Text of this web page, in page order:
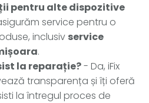
pentru alte dispozitive
service pentru o
inclusiv service
.
la reparație?- Da, iFix
transparența și îți oferă
la întregul proces de